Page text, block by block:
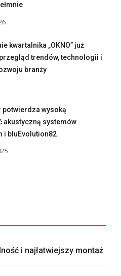
kwartalnika „OKNO” już
trendów, technologii i
branży
potwierdza wysoką
akustyczną systemów
i bluEvolution82
i najłatwiejszy montaż